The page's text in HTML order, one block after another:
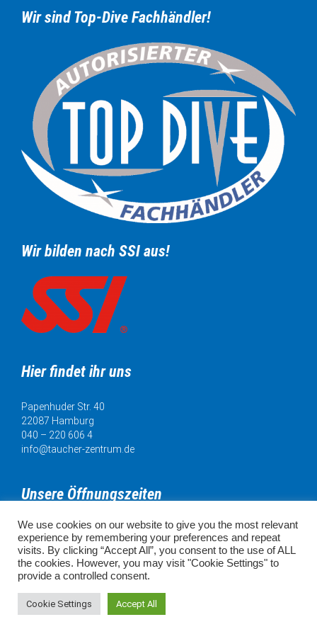
Wir sind Top-Dive Fachhändler!
Wir bilden nach SSI aus!
Hier findet ihr uns
Papenhuder Str. 40
22087 Hamburg
040 – 220 606 4
info@taucher-zentrum.de
Unsere Öffnungszeiten
Mo. 11:00 - 18:00 Uhr
Di. 11:00 - 20:00 Uhr
Mi. 11:00 - 18:00 Uhr
Do. 11:00 - 18:00 Uhr
Fr. 11:00 - 18:00 Uhr
SA. 10:00 - 16:00 Uhr
We use cookies on our website to give you the most relevant
experience by remembering your preferences and repeat
visits. By clicking “Accept All”, you consent to the use of ALL
the cookies. However, you may visit "Cookie Settings" to
provide a controlled consent.
Cookie Settings Accept All